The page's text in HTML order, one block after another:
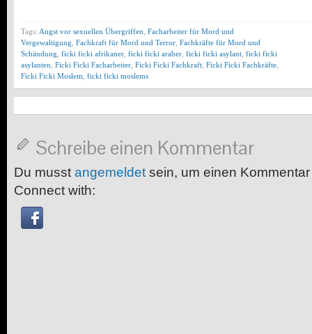
Tags: Angst vor sexuellen Übergriffen, Facharbeiter für Mord und
Vergewaltigung, Fachkraft für Mord und Terror, Fachkräfte für Mord und
Schändung, ficki ficki afrikaner, ficki ficki araber, ficki ficki asylant, ficki ficki
asylanten, Ficki Ficki Facharbeiter, Ficki Ficki Fachkraft, Ficki Ficki Fachkräfte,
Ficki Ficki Moslem, ficki ficki moslems
Schreibe einen Kommentar
Du musst angemeldet sein, um einen
Connect with: